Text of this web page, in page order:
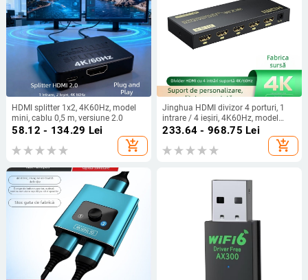
HDMI splitter 1x2, 4K60Hz, model
mini, cablu 0,5 m, versiune 2.0
58.12 - 134.29 Lei
add_shopping_cart
Jinghua HDMI divizor 4 porturi, 1
intrare / 4 ieșiri, 4K60Hz, model
F131, alimentare 3C
233.64 - 968.75 Lei
add_shopping_cart